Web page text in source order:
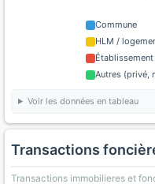
Commune
HLM /
Autres (privé,
Voir les données en tableau
Transactions
Transactions immobilieres et